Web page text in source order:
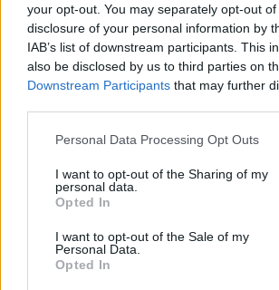
your opt-out. You may separately opt-out
disclosure of your personal information by
IAB’s list of downstream participants. This
also be disclosed by us to third parties on
Downstream Participants that may further
Personal Data Processing Opt Outs
I want to opt-out of the Sharing of my
personal data.
Opted In
I want to opt-out of the Sale of my
Personal Data.
Opted In
jednu šalicu taloga na deset litara vode.
3. Dodavanje u kompost:
Talog kave također se može dodati
povećala njegova kvaliteta. Pazite da
ukupnog volumena komposta kako
pretjerano zakiseljavanje.
Zaštita od bolesti: mikroorganizmi koji
kave mogu prirodno suzbiti neke
rajčice, poput plijesni.